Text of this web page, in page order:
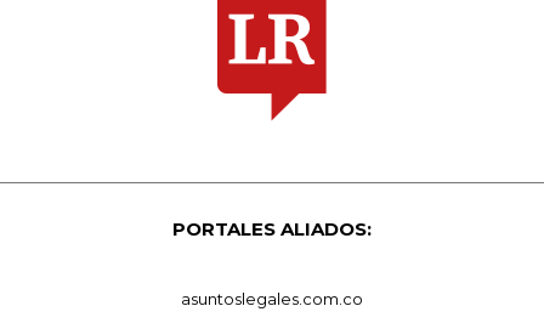
PORTALES ALIADOS:
asuntoslegales.com.co